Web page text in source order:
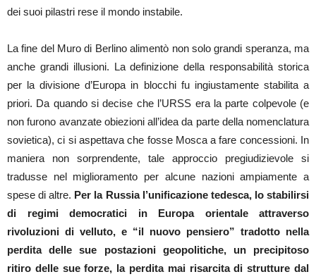
dei suoi pilastri rese il mondo instabile.
La fine del Muro di Berlino alimentò non solo grandi speranza, ma
anche grandi illusioni. La definizione della responsabilità storica
per la divisione d’Europa in blocchi fu ingiustamente stabilita a
priori. Da quando si decise che l’URSS era la parte colpevole (e
non furono avanzate obiezioni all’idea da parte della nomenclatura
sovietica), ci si aspettava che fosse Mosca a fare concessioni. In
maniera non sorprendente, tale approccio pregiudizievole si
tradusse nel miglioramento per alcune nazioni ampiamente a
spese di altre. Per la Russia l’unificazione tedesca, lo stabilirsi
di regimi democratici in Europa orientale attraverso
rivoluzioni di velluto, e “il nuovo pensiero” tradotto nella
perdita delle sue postazioni geopolitiche, un precipitoso
ritiro delle sue forze, la perdita mai risarcita di strutture dal